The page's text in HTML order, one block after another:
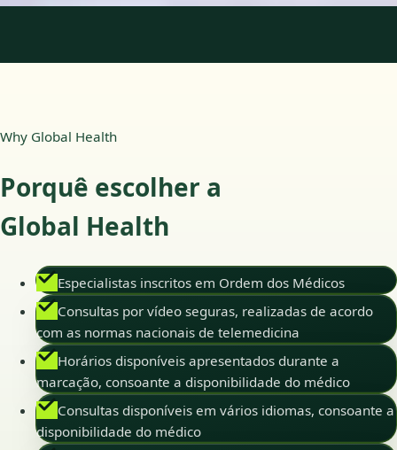
Why Global Health
Porquê escolher a
Global Health
Especialistas inscritos em Ordem dos Médicos
Consultas por vídeo seguras, realizadas de acordo
com as normas nacionais de telemedicina
Horários disponíveis apresentados durante a
marcação, consoante a disponibilidade do médico
Consultas disponíveis em vários idiomas, consoante a
disponibilidade do médico